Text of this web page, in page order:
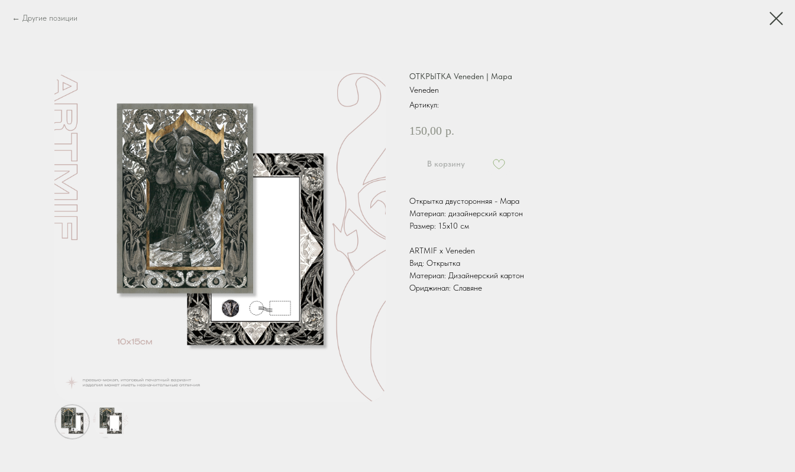
Другие позиции
ОТКРЫТКА Veneden | Мара
Veneden
Артикул:
150,00 р.
В корзину
Открытка двусторонняя - Мара
Материал: дизайнерский картон
Размер: 15х10 см
ARTMIF x Veneden
Вид: Открытка
Материал: Дизайнерский картон
Ориджинал: Славяне